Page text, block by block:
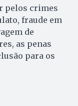
pelos crimes
fraude em
de
as penas
para os